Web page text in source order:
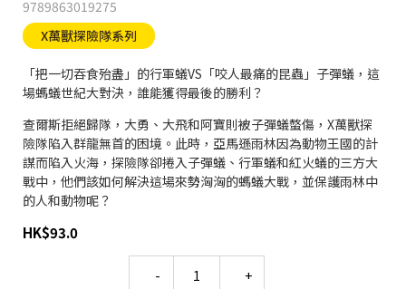
9789863019275
X萬獸探險隊系列
「把一切吞食殆盡」的行軍蟻VS「咬人最痛的昆蟲」子彈蟻，這
場螞蟻世紀大對決，誰能獲得最後的勝利？
查爾斯拒絕歸隊，大勇、大飛和阿寶則被子彈蟻螫傷，X萬獸探
險隊陷入群龍無首的困境。此時，亞馬遜雨林因為動物王國的計
謀而陷入火海，探險隊卻捲入子彈蟻、行軍蟻和紅火蟻的三方大
戰中，他們該如何解決這場來勢洶洶的螞蟻大戰，並保護雨林中
的人和動物呢？
HK$93.0